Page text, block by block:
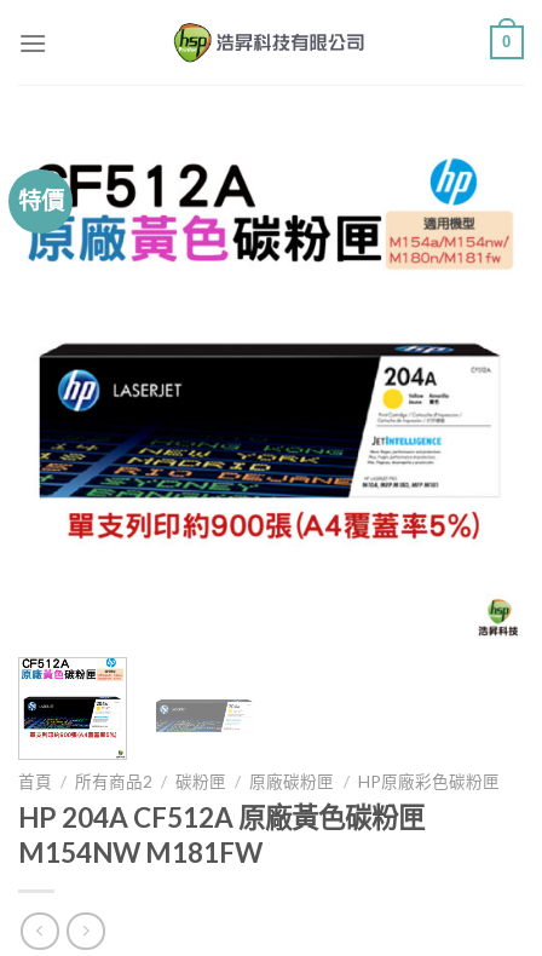
0
特價
首頁 / 所有商品2 / 碳粉匣 / 原廠碳粉匣 / HP原廠彩色碳粉匣
HP 204A CF512A 原廠黃色碳粉匣
M154NW M181FW